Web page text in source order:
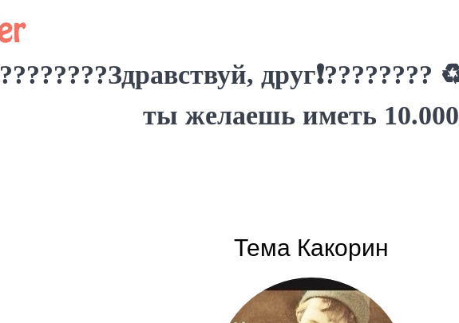
????????Здравствуй,
ты желаешь иметь
Тема Какорин